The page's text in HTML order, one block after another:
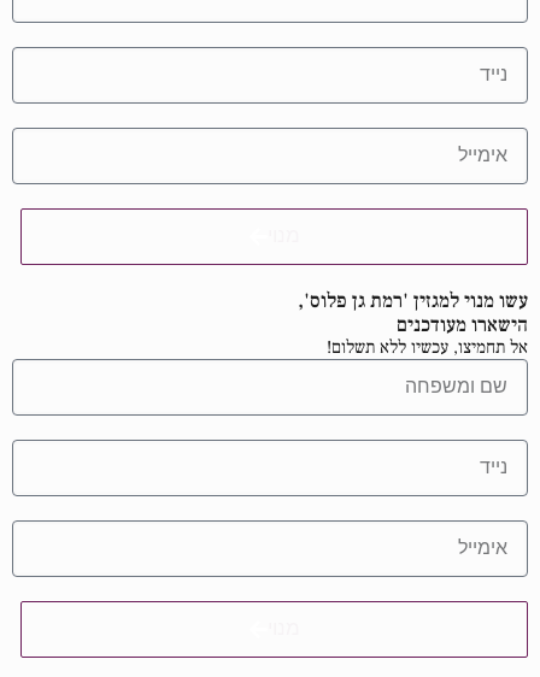
עשו מנוי למגזין 'רמת גן פלוס',
הישארו מעודכנים
אל תחמיצו, עכשיו ללא תשלום!